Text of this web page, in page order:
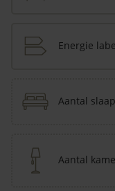
Energie
Aantal
Aantal